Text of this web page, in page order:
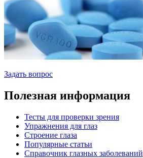
Задать вопрос
Полезная информация
Тесты для проверки зрения
Упражнения для глаз
Строение глаза
Популярные статьи
Справочник глазных заболеваний